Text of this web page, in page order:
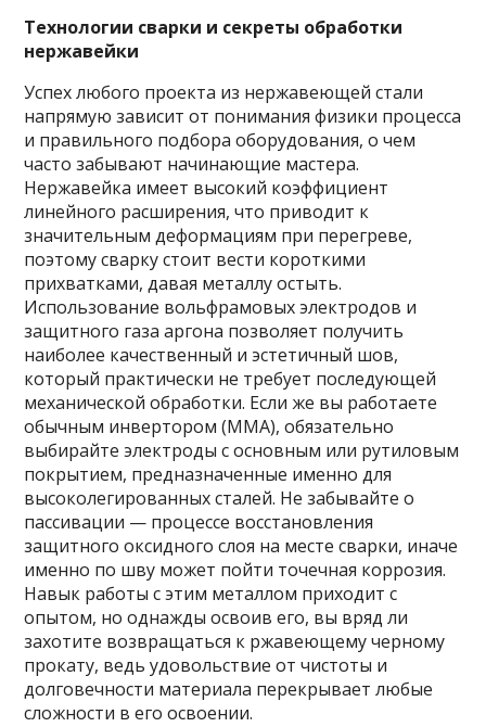
Технологии сварки и секреты обработки
нержавейки
Успех любого проекта из нержавеющей стали
напрямую зависит от понимания физики процесса
и правильного подбора оборудования, о чем
часто забывают начинающие мастера.
Нержавейка имеет высокий коэффициент
линейного расширения, что приводит к
значительным деформациям при перегреве,
поэтому сварку стоит вести короткими
прихватками, давая металлу остыть.
Использование вольфрамовых электродов и
защитного газа аргона позволяет получить
наиболее качественный и эстетичный шов,
который практически не требует последующей
механической обработки. Если же вы работаете
обычным инвертором (ММА), обязательно
выбирайте электроды с основным или рутиловым
покрытием, предназначенные именно для
высоколегированных сталей. Не забывайте о
пассивации — процессе восстановления
защитного оксидного слоя на месте сварки, иначе
именно по шву может пойти точечная коррозия.
Навык работы с этим металлом приходит с
опытом, но однажды освоив его, вы вряд ли
захотите возвращаться к ржавеющему черному
прокату, ведь удовольствие от чистоты и
долговечности материала перекрывает любые
сложности в его освоении.